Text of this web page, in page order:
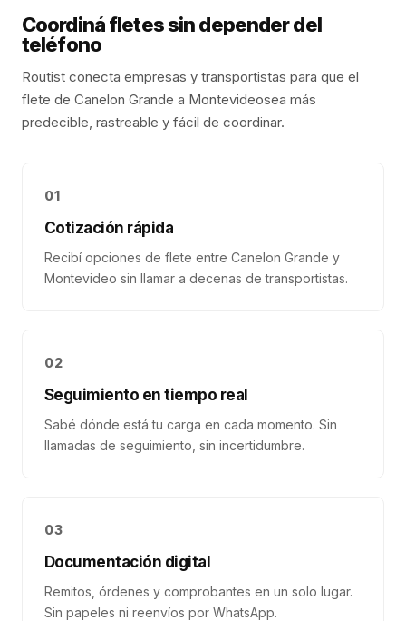
Coordiná fletes sin depender del
teléfono
Routist conecta empresas y transportistas para que el
flete de Canelon Grande a Montevideosea más
predecible, rastreable y fácil de coordinar.
01
Cotización rápida
Recibí opciones de flete entre Canelon Grande y
Montevideo sin llamar a decenas de transportistas.
02
Seguimiento en tiempo real
Sabé dónde está tu carga en cada momento. Sin
llamadas de seguimiento, sin incertidumbre.
03
Documentación digital
Remitos, órdenes y comprobantes en un solo lugar.
Sin papeles ni reenvíos por WhatsApp.